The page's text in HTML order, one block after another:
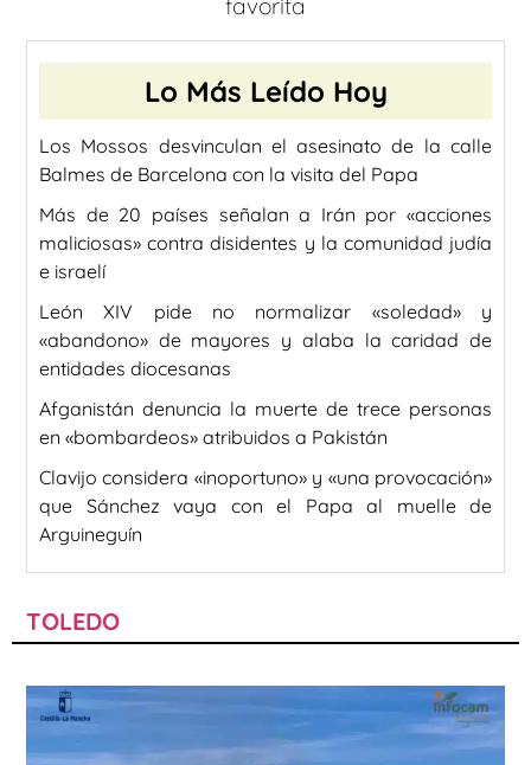
favorita
Lo Más Leído Hoy
Los Mossos desvinculan el asesinato de la calle
Balmes de Barcelona con la visita del Papa
Más de 20 países señalan a Irán por «acciones
maliciosas» contra disidentes y la comunidad judía
e israelí
León XIV pide no normalizar «soledad» y
«abandono» de mayores y alaba la caridad de
entidades diocesanas
Afganistán denuncia la muerte de trece personas
en «bombardeos» atribuidos a Pakistán
Clavijo considera «inoportuno» y «una provocación»
que Sánchez vaya con el Papa al muelle de
Arguineguín
TOLEDO